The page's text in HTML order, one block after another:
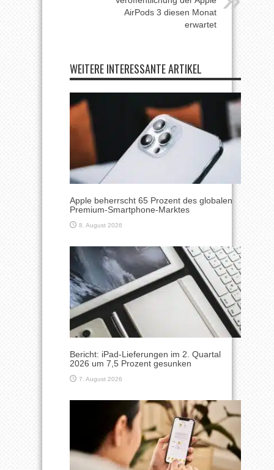
AirPods 3 diesen Monat
erwartet
WEITERE INTERESSANTE ARTIKEL
Apple beherrscht 65 Prozent des globalen
Premium-Smartphone-Marktes
8. August 2026
Bericht: iPad-Lieferungen im 2. Quartal
2026 um 7,5 Prozent gesunken
7. August 2026